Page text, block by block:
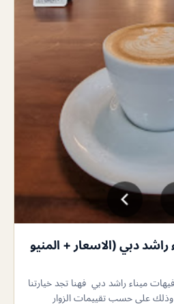
دبي (الاسعار + المنيو
ميناء راشد دبي فهنا تجد خيارتنا
وذلك على حسب تقييمات الزوار